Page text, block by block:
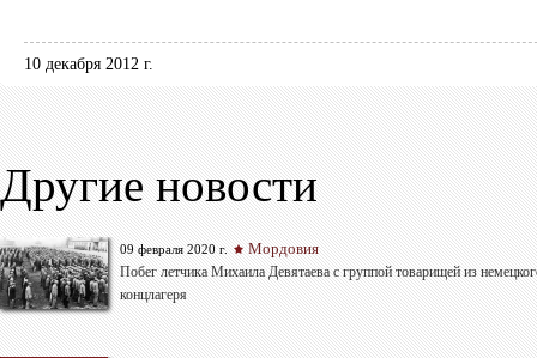
10 декабря 2012 г.
Другие новости
09 февраля 2020 г. Мордовия
Побег летчика Михаила Девятаева с группой товарищей из
концлагеря